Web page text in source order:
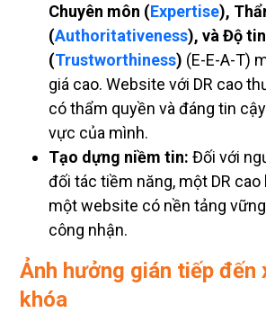
Chuyên môn (Expertise),
(Authoritativeness), và Độ
(Trustworthiness) (E-E-A-T)
giá cao. Website với DR cao
có thẩm quyền và đáng tin
vực của mình.
Tạo dựng niềm tin: Đối với
đối tác tiềm năng, một DR cao
một website có nền tảng
công nhận.
Ảnh hưởng gián tiếp đến
khóa